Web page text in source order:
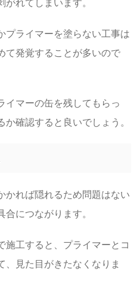
プライマーを塗らない工事は
て発覚することが多いので
イマーの缶を残してもらっ
確認すると良いでしょう。
かれば隠れるため問題はない
につながります。
施工すると、プライマーとコ
、見た目がきたなくなりま